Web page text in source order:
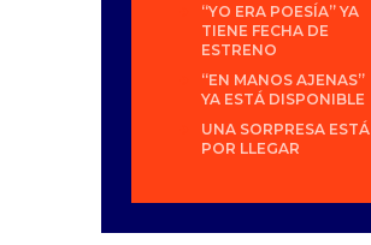
“YO ERA POESÍA” YA
TIENE FECHA DE
ESTRENO
“EN MANOS AJENAS”
YA ESTÁ DISPONIBLE
UNA SORPRESA ESTÁ
POR LLEGAR